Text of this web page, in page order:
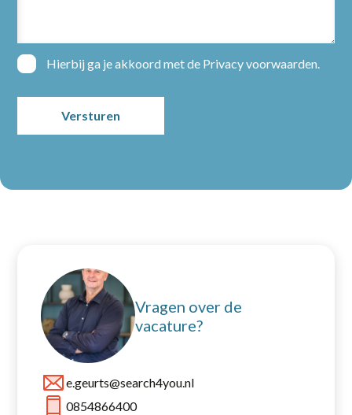
Hierbij ga je akkoord met de Privacy voorwaarden.
Vragen over de
vacature?
e.geurts@search4you.nl
0854866400